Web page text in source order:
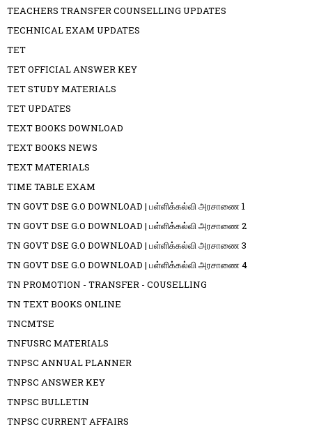
TEACHERS TRANSFER COUNSELLING UPDATES
TECHNICAL EXAM UPDATES
TET
TET OFFICIAL ANSWER KEY
TET STUDY MATERIALS
TET UPDATES
TEXT BOOKS DOWNLOAD
TEXT BOOKS NEWS
TEXT MATERIALS
TIME TABLE EXAM
TN GOVT DSE G.O DOWNLOAD | பள்ளிக்கல்வி அரசாணை 1
TN GOVT DSE G.O DOWNLOAD | பள்ளிக்கல்வி அரசாணை 2
TN GOVT DSE G.O DOWNLOAD | பள்ளிக்கல்வி அரசாணை 3
TN GOVT DSE G.O DOWNLOAD | பள்ளிக்கல்வி அரசாணை 4
TN PROMOTION - TRANSFER - COUSELLING
TN TEXT BOOKS ONLINE
TNCMTSE
TNFUSRC MATERIALS
TNPSC ANNUAL PLANNER
TNPSC ANSWER KEY
TNPSC BULLETIN
TNPSC CURRENT AFFAIRS